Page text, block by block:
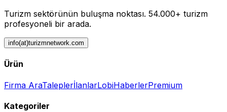
Turizm sektörünün buluşma noktası. 54.000+ turizm
profesyoneli bir arada.
info(at)turizmnetwork.com
Ürün
Firma AraTaleplerİlanlarLobiHaberlerPremium
Kategoriler